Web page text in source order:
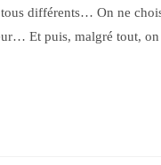
différents… On ne
Et puis, malgré tout,